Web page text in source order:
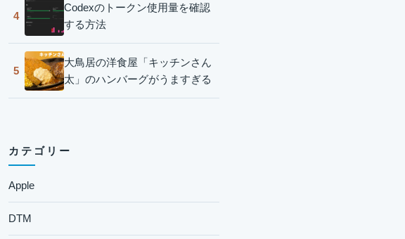
4
Codexのトークン使用量を確認
する方法
5
大鳥居の洋食屋「キッチンさん
太」のハンバーグがうますぎる
カテゴリー
Apple
DTM